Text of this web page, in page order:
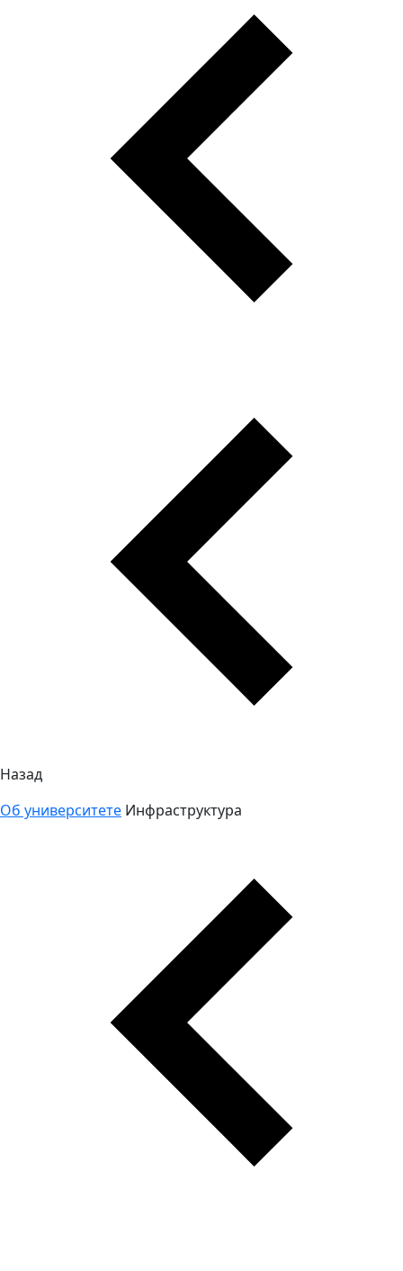
Назад
Об университете Инфраструктура